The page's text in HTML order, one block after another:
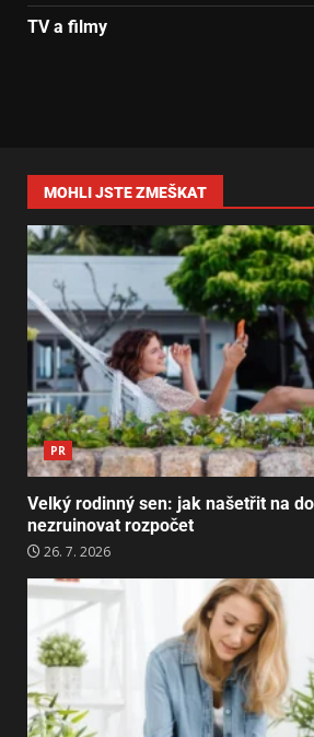
TV a filmy
MOHLI JSTE ZMEŠKAT
PR
Velký rodinný sen: jak našetřit na
nezruinovat rozpočet
26. 7. 2026